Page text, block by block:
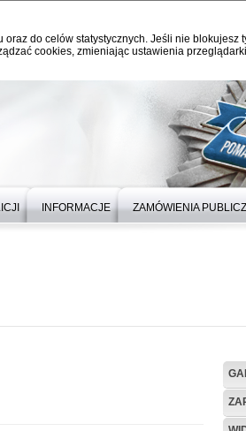
do celów statystycznych. Jeśli nie blokujesz
cookies, zmieniając ustawienia
INFORMACJE ZAMÓWIENIA